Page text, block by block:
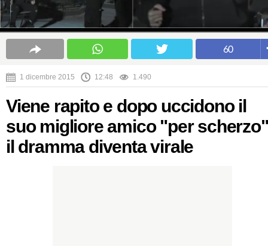
60
1 dicembre 2015 12:48 1.490
Viene rapito e dopo uccidono il
suo migliore amico "per
il dramma diventa virale